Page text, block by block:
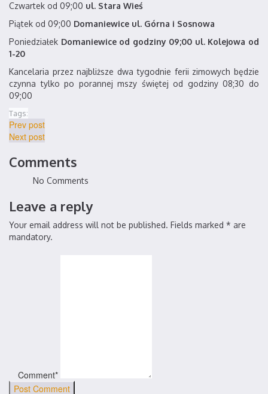
Czwartek od 09;00 ul. Stara Wieś
Piątek od 09;00 Domaniewice ul. Górna i Sosnowa
Poniedziałek Domaniewice od godziny 09;00 ul. Kolejowa od
1-20
Kancelaria przez najbliższe dwa tygodnie ferii zimowych będzie
czynna tylko po porannej mszy świętej od godziny 08;30 do
09;00
Tags:
Prev post
Next post
Comments
No Comments
Leave a reply
Your email address will not be published. Fields marked * are
mandatory.
Comment*